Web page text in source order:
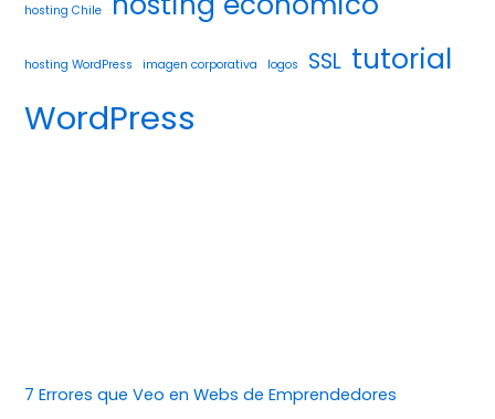
hosting Chile
hosting WordPress imagen corporativa logos SSL tutorial
WordPress
7 Errores que Veo en Webs de Emprendedores